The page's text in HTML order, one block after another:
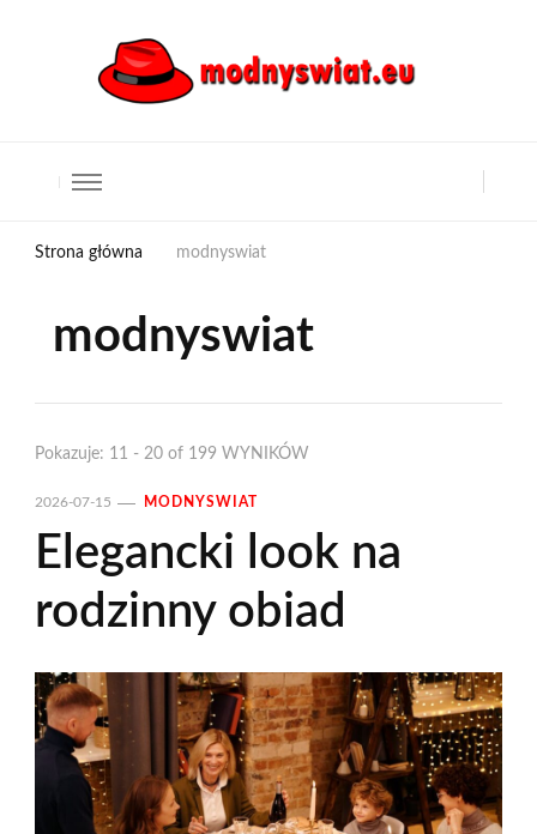
Strona główna modnyswiat
modnyswiat
Pokazuje: 11 - 20 of 199 WYNIKÓW
2026-07-15 MODNYSWIAT
Elegancki look na
rodzinny obiad